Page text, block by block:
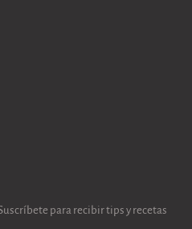
para recibir tips y recetas